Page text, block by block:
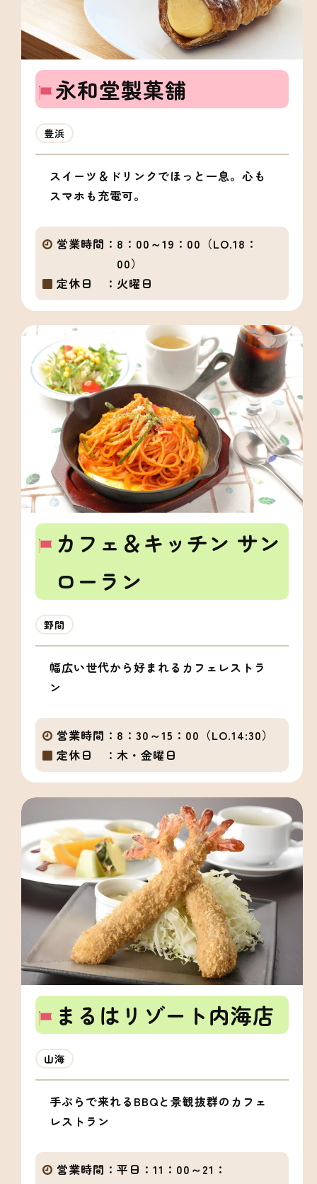
カフェ＆キッチン サン
ローラン
野間
幅広い世代から好まれるカフェレストラ
ン
営業時間： 8：30～15：00（LO.14:30）
定休日 ： 木・金曜日
永和堂製菓舗
豊浜
スイーツ＆ドリンクでほっと一息。心も
スマホも充電可。
営業時間： 8：00～19：00（LO.18：
00）
定休日 ： 火曜日
まるはリゾート内海店
山海
手ぶらで来れるBBQと景観抜群のカフェ
レストラン
営業時間： 平日：11：00～21：